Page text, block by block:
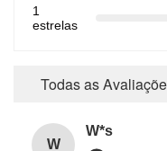
1
estrelas
Todas as
W
W*s